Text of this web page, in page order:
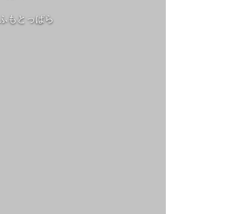
もとっぱら